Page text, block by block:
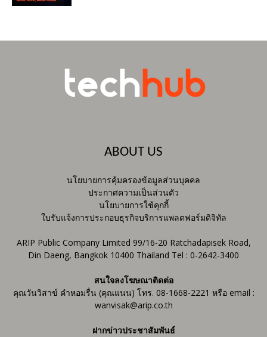
ABOUT US
นโยบายการคุ้มครองข้อมูลส่วนบุคคล
ประกาศความเป็นส่วนตัว
นโยบายการใช้คุกกี้
ใบรับแจ้งการประกอบธุรกิจบริการแพลตฟอร์มดิจิทัล
ARIP Public Company Limited 99/16-20 Ratchadapisek Road,
Din Daeng, Bangkok 10400 Thailand Tel : 0-2642-3400
สนใจลงโฆษณาติดต่อ
คุณวันวิสาข์ คำหอมรื่น (คุณแนน) โทร. 08-1668-2221 หรือ email :
wanvisak@arip.co.th
ฝากข่าวประชาสัมพันธ์